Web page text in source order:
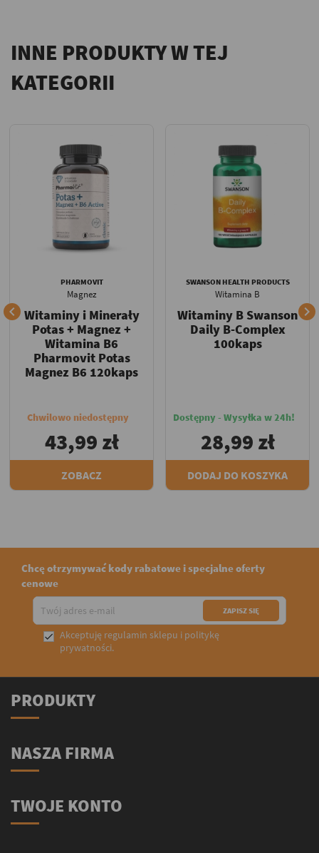
INNE PRODUKTY W TEJ
KATEGORII

PHARMOVIT
Magnez
Witaminy i Minerały
Potas + Magnez +
Witamina B6
Pharmovit Potas
Magnez B6 120kaps
Chwilowo niedostępny
43,99 zł
ZOBACZ
SWANSON HEALTH PRODUCTS
Witamina B
Witaminy B Swanson
Daily B-Complex
100kaps
Dostępny - Wysyłka w 24h!
28,99 zł
DODAJ DO KOSZYKA

Chcę otrzymywać kody rabatowe i specjalne oferty
cenowe
 Akceptuję regulamin sklepu i politykę
prywatności.
PRODUKTY
NASZA FIRMA
TWOJE KONTO